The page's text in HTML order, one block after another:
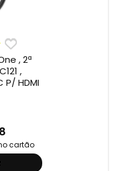
, 2ª
,
P/ HDMI
cartão